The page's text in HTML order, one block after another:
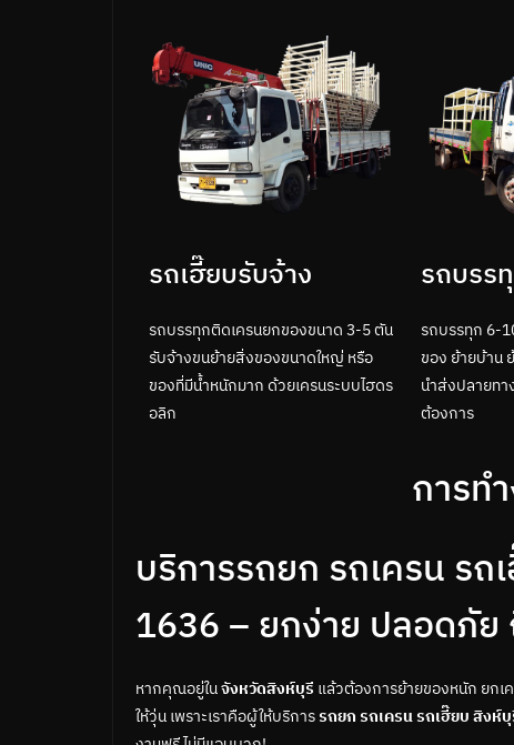
รถเฮี๊ยบรับจ้าง
รถบรรทุกติดเครนยกของขนาด 3-5 ตัน
รับจ้างขนย้ายสิ่งของขนาดใหญ่ หรือ
ของที่มีน้ำหนักมาก ด้วยเครนระบบไฮดร
อลิก
รถบรร
รถบรรทุก 6-
ของ ย้ายบ้าน
นำส่งปลายท
ต้องการ
การท
บริการรถยก รถเครน รถ
1636 – ยกง่าย ปลอดภัย
หากคุณอยู่ในจังหวัดสิงห์บุรี แล้วต้องการย้ายของหนัก ยกเ
ให้วุ่น เพราะเราคือผู้ให้บริการ รถยก รถเครน รถเฮี๊ยบ สิงห์บุ